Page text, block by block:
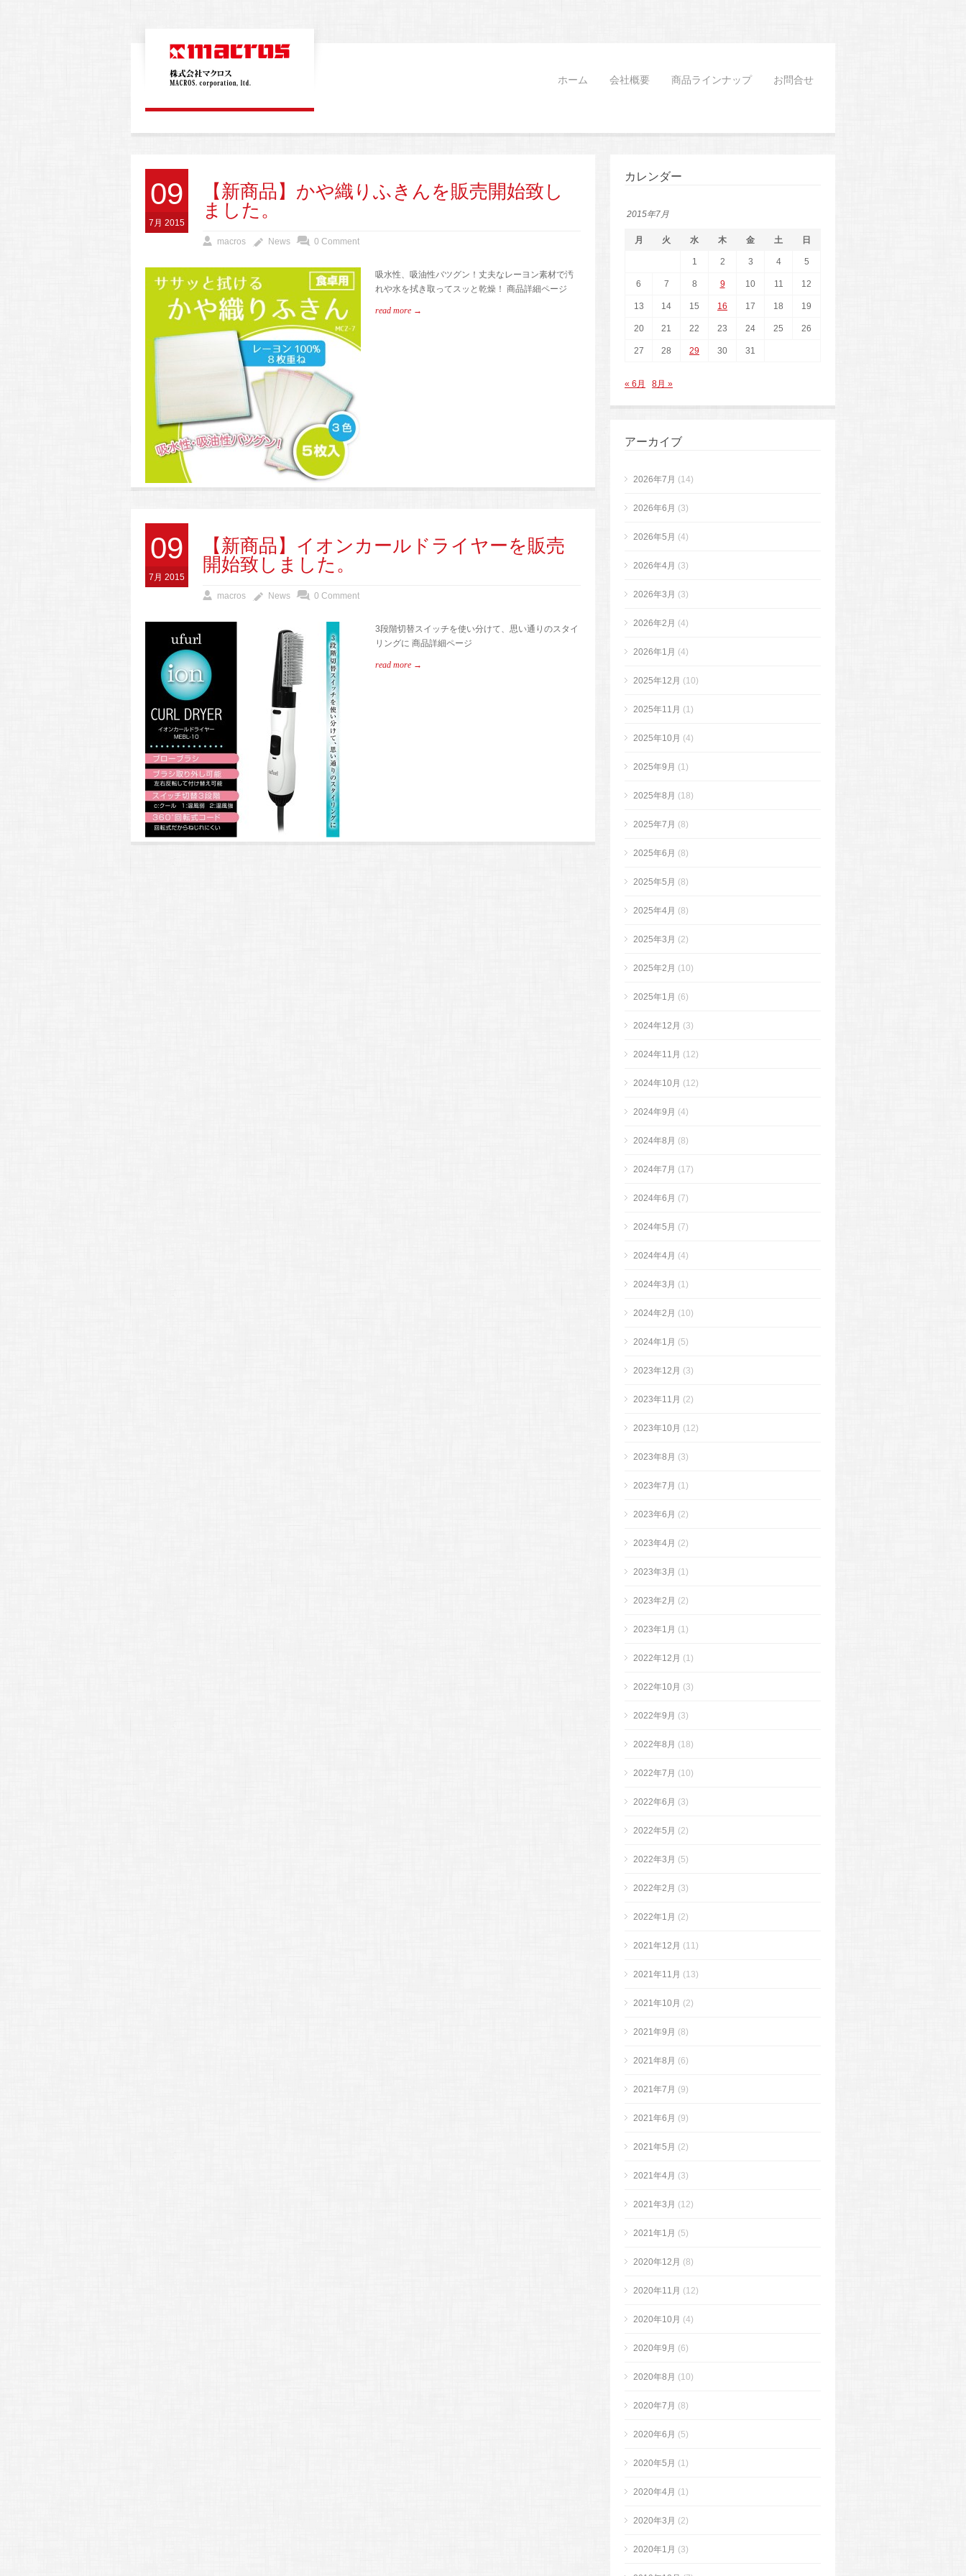
ホーム 会社概要 商品ラインナップ お問合せ
09
7月 2015
【新商品】かや織りふきんを販売開始致し
ました。
macros News 0 Comment
吸水性、吸油性バツグン！丈夫なレーヨン素材で汚
れや水を拭き取ってスッと乾燥！ 商品詳細ページ
read more →
09
7月 2015
【新商品】イオンカールドライヤーを販売
開始致しました。
macros News 0 Comment
3段階切替スイッチを使い分けて、思い通りのスタイ
リングに 商品詳細ページ
read more →
カレンダー
2015年7月
月 火 水 木 金 土 日
1 2 3 4 5
6 7 8 9 10 11 12
13 14 15 16 17 18 19
20 21 22 23 24 25 26
27 28 29 30 31
« 6月 8月 »
アーカイブ
2026年7月 (14)
2026年6月 (3)
2026年5月 (4)
2026年4月 (3)
2026年3月 (3)
2026年2月 (4)
2026年1月 (4)
2025年12月 (10)
2025年11月 (1)
2025年10月 (4)
2025年9月 (1)
2025年8月 (18)
2025年7月 (8)
2025年6月 (8)
2025年5月 (8)
2025年4月 (8)
2025年3月 (2)
2025年2月 (10)
2025年1月 (6)
2024年12月 (3)
2024年11月 (12)
2024年10月 (12)
2024年9月 (4)
2024年8月 (8)
2024年7月 (17)
2024年6月 (7)
2024年5月 (7)
2024年4月 (4)
2024年3月 (1)
2024年2月 (10)
2024年1月 (5)
2023年12月 (3)
2023年11月 (2)
2023年10月 (12)
2023年8月 (3)
2023年7月 (1)
2023年6月 (2)
2023年4月 (2)
2023年3月 (1)
2023年2月 (2)
2023年1月 (1)
2022年12月 (1)
2022年10月 (3)
2022年9月 (3)
2022年8月 (18)
2022年7月 (10)
2022年6月 (3)
2022年5月 (2)
2022年3月 (5)
2022年2月 (3)
2022年1月 (2)
2021年12月 (11)
2021年11月 (13)
2021年10月 (2)
2021年9月 (8)
2021年8月 (6)
2021年7月 (9)
2021年6月 (9)
2021年5月 (2)
2021年4月 (3)
2021年3月 (12)
2021年1月 (5)
2020年12月 (8)
2020年11月 (12)
2020年10月 (4)
2020年9月 (6)
2020年8月 (10)
2020年7月 (8)
2020年6月 (5)
2020年5月 (1)
2020年4月 (1)
2020年3月 (2)
2020年1月 (3)